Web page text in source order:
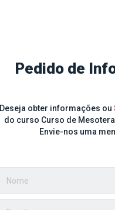
Pedido de
Deseja obter informações ou
do curso Curso de
Envie-nos uma